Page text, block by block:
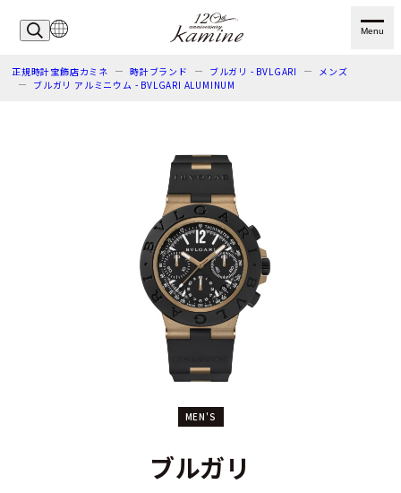
Menu
正規時計宝飾店カミネ 時計ブランド ブルガリ - BVLGARI
メンズ
ブルガリ アルミニウム - BVLGARI ALUMINUM
MEN'S
ブルガリ